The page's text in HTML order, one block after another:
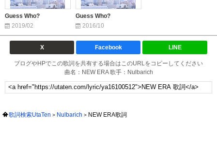
Guess Who?
2019/02
Guess Who?
2016/10
X Facebook LINE
ブログやHPでこの歌詞を共有する場合はこのURLをコピーしてください
曲名：NEW ERA 歌手：Nulbarich
歌詞検索UtaTen Nulbarich NEW ERA歌詞